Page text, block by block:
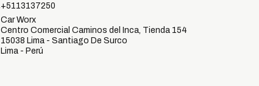
+5113137250
Car Worx
Centro Comercial Caminos del Inca, Tienda 154
15038 Lima - Santiago De Surco
Lima - Perú